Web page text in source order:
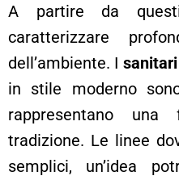
A partire da
caratterizzare
dell’ambiente. I
in stile moderno
rappresentano
tradizione. Le linee
semplici, un’idea